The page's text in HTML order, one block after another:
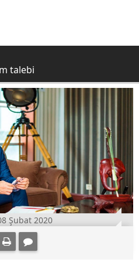
talebi
Şubat 2020